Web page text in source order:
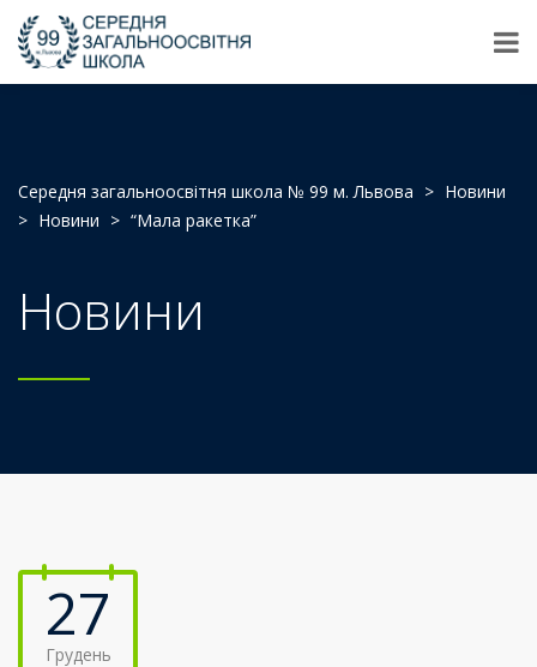
Середня загальноосвітня школа № 99 м. Львова > Новини
> Новини > “Мала ракетка”
Новини
27
Грудень